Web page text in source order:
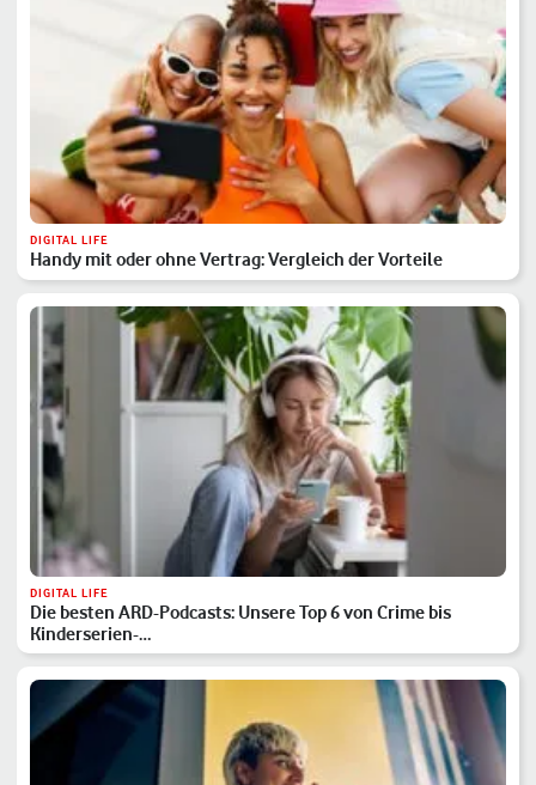
DIGITAL LIFE
Handy mit oder ohne Vertrag: Vergleich der Vorteile
DIGITAL LIFE
Die besten ARD-Podcasts: Unsere Top 6 von Crime bis
Kinderserien-…